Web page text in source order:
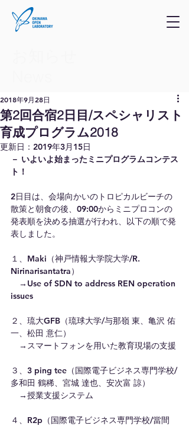
第2回合宿2日目/スペシャリスト
育成プログラム2018
2018年9月28日
更新日： 2019年3月15日
－ いよいよ始まったミニプログラムコンテス
ト！
2日目は、会場向かいのトロピカルビーチの
散策と朝食の後、09:00からミニプロコンの
発表順を決める抽選が行われ、以下の順で発
表しました。
１、Maki（神戸情報大学院大学/R.
Nirinarisantatra）
→Use of SDN to address REN operation
issues
２、琉大GFB（琉球大学/与那嶺 東、亀沢 佑
一、松田 意仁）
→スマートフォンを用いた教育現場の支援
３、3 ping tee（国際電子ビジネス専門学校/
多和田 鶴稀、宮城 達也、安次富 諒）
→授業支援システム
４、R2p（国際電子ビジネス専門学校/當間